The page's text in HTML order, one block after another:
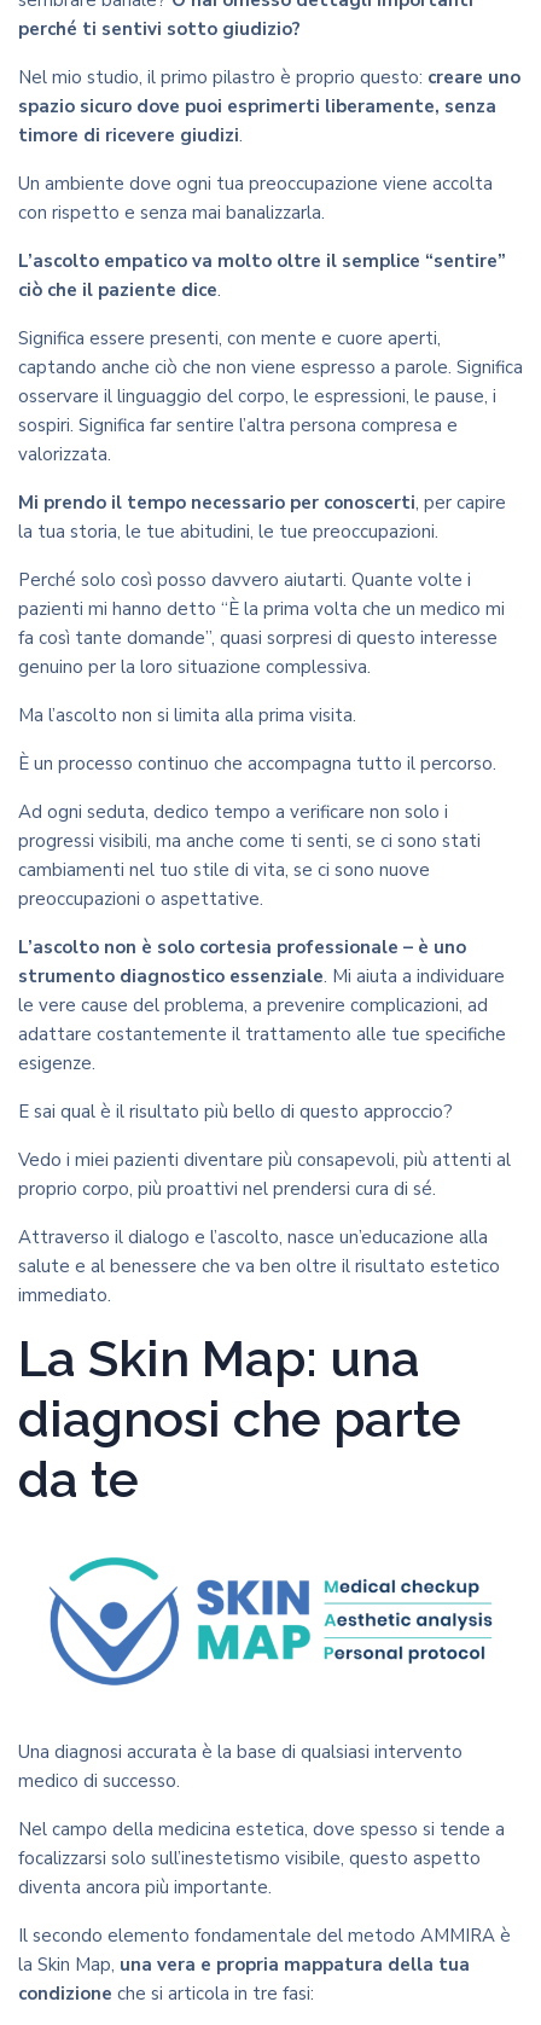
perché ti sentivi sotto giudizio?
Nel mio studio, il primo pilastro è proprio questo: creare uno
spazio sicuro dove puoi esprimerti liberamente, senza
timore di ricevere giudizi.
Un ambiente dove ogni tua preoccupazione viene accolta
con rispetto e senza mai banalizzarla.
L’ascolto empatico va molto oltre il semplice “sentire”
ciò che il paziente dice.
Significa essere presenti, con mente e cuore aperti,
captando anche ciò che non viene espresso a parole. Significa
osservare il linguaggio del corpo, le espressioni, le pause, i
sospiri. Significa far sentire l’altra persona compresa e
valorizzata.
Mi prendo il tempo necessario per conoscerti, per capire
la tua storia, le tue abitudini, le tue preoccupazioni.
Perché solo così posso davvero aiutarti. Quante volte i
pazienti mi hanno detto “È la prima volta che un medico mi
fa così tante domande”, quasi sorpresi di questo interesse
genuino per la loro situazione complessiva.
Ma l’ascolto non si limita alla prima visita.
È un processo continuo che accompagna tutto il percorso.
Ad ogni seduta, dedico tempo a verificare non solo i
progressi visibili, ma anche come ti senti, se ci sono stati
cambiamenti nel tuo stile di vita, se ci sono nuove
preoccupazioni o aspettative.
L’ascolto non è solo cortesia professionale – è uno
strumento diagnostico essenziale. Mi aiuta a individuare
le vere cause del problema, a prevenire complicazioni, ad
adattare costantemente il trattamento alle tue specifiche
esigenze.
E sai qual è il risultato più bello di questo approccio?
Vedo i miei pazienti diventare più consapevoli, più attenti al
proprio corpo, più proattivi nel prendersi cura di sé.
Attraverso il dialogo e l’ascolto, nasce un’educazione alla
salute e al benessere che va ben oltre il risultato estetico
immediato.
La Skin Map: una
diagnosi che parte
da te
Una diagnosi accurata è la base di qualsiasi intervento
medico di successo.
Nel campo della medicina estetica, dove spesso si tende a
focalizzarsi solo sull’inestetismo visibile, questo aspetto
diventa ancora più importante.
Il secondo elemento fondamentale del metodo AMMIRA è
la Skin Map, una vera e propria mappatura della tua
condizione che si articola in tre fasi: